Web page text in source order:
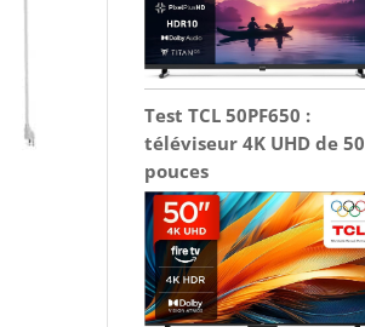
Test TCL 50PF650 :
téléviseur 4K UHD de 50
pouces